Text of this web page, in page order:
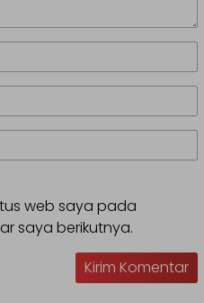
web saya pada
saya berikutnya.